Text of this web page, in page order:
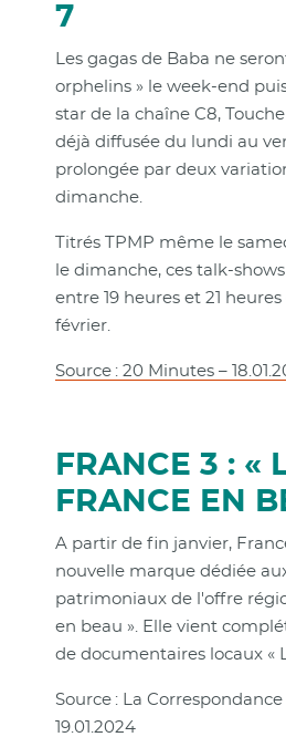
7
Les gagas de Baba ne
orphelins » le week-end
star de la chaîne C8,
déjà diffusée du lundi au
prolongée par deux
dimanche.
Titrés TPMP même le
le dimanche, ces talk-
entre 19 heures et 21
février.
Source : 20 Minutes –
FRANCE 3 : «
FRANCE EN
A partir de fin janvier,
nouvelle marque dédiée
patrimoniaux de l'offre
en beau ». Elle vient
de documentaires locaux «
Source : La
19.01.2024